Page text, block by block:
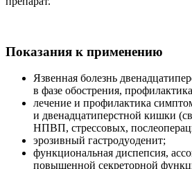
Показания к применению
Язвенная болезнь
в фазе обострения,
лечение и профилактика
и двенадцатиперстной кишки
НПВП, стрессовых,
эрозивный гастродуоденит;
функциональная диспепсия,
повышенной секреторной